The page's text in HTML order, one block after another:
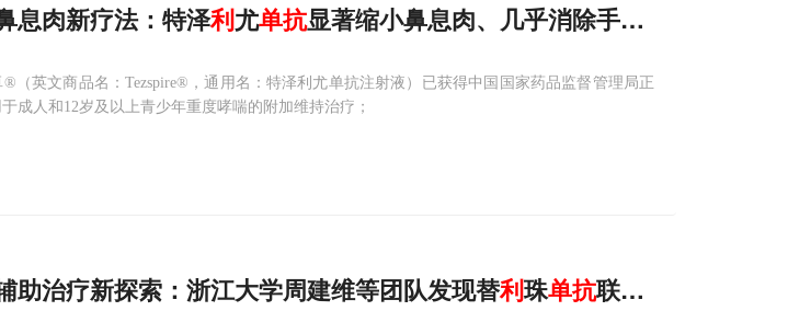
息肉新疗法：特泽利尤单抗显著缩小鼻息肉、几乎消除手术需求
（英文商品名：Tezspire®，通用名：特泽利尤单抗注射液）已获得中国国家药品监督管理局正
成人和12岁及以上青少年重度哮喘的附加维持治疗；
助治疗新探索：浙江大学周建维等团队发现替利珠单抗联合化疗展现潜力